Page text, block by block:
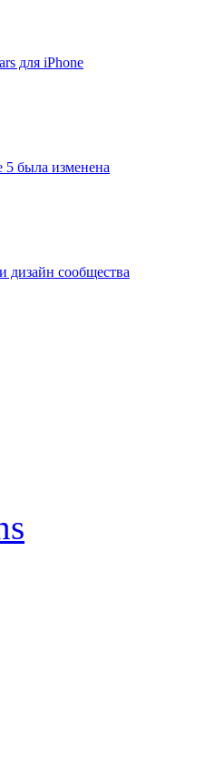
для iPhone
5 была изменена
дизайн сообщества